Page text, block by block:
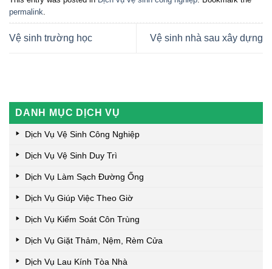
permalink
Vệ sinh trường học Vệ sinh nhà sau xây dựng
DANH MỤC DỊCH VỤ
Dịch Vụ Vệ Sinh Công Nghiệp
Dịch Vụ Vệ Sinh Duy Trì
Dịch Vụ Làm Sạch Đường Ống
Dịch Vụ Giúp Việc Theo Giờ
Dịch Vụ Kiểm Soát Côn Trùng
Dịch Vụ Giặt Thảm, Nệm, Rèm Cửa
Dịch Vụ Lau Kính Tòa Nhà